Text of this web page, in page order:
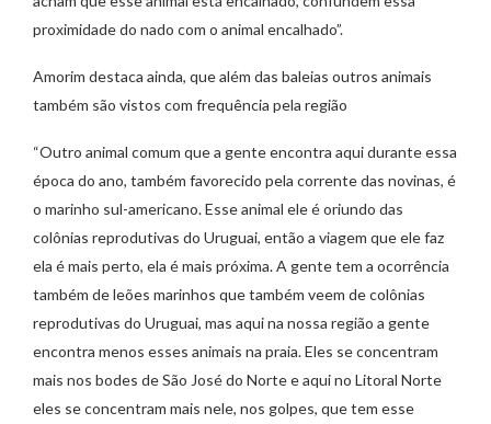
proximidade do nado com o animal encalhado”.
Amorim destaca ainda, que além das baleias outros animais
também são vistos com frequência pela região
“Outro animal comum que a gente encontra aqui durante essa
época do ano, também favorecido pela corrente das novinas, é
o marinho sul-americano. Esse animal ele é oriundo das
colônias reprodutivas do Uruguai, então a viagem que ele faz
ela é mais perto, ela é mais próxima. A gente tem a ocorrência
também de leões marinhos que também veem de colônias
reprodutivas do Uruguai, mas aqui na nossa região a gente
encontra menos esses animais na praia. Eles se concentram
mais nos bodes de São José do Norte e aqui no Litoral Norte
eles se concentram mais nele, nos golpes, que tem esse